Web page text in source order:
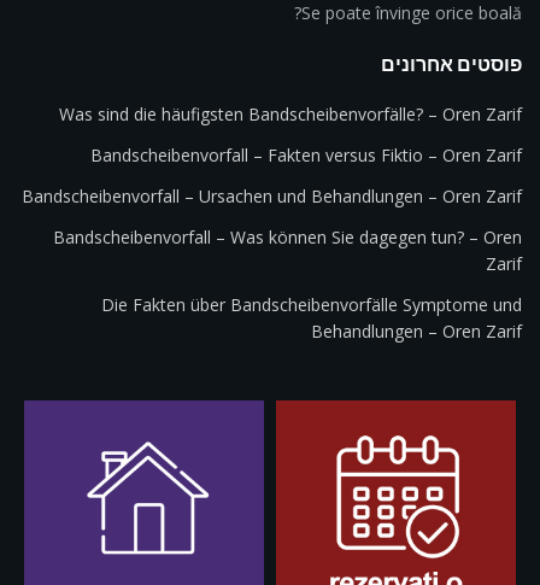
Se poate învinge orice boală?
פוסטים אחרונים
Was sind die häufigsten Bandscheibenvorfälle? – Oren Zarif
Bandscheibenvorfall – Fakten versus Fiktio – Oren Zarif
Bandscheibenvorfall – Ursachen und Behandlungen – Oren Zarif
Bandscheibenvorfall – Was können Sie dagegen tun? – Oren
Zarif
Die Fakten über Bandscheibenvorfälle Symptome und
Behandlungen – Oren Zarif